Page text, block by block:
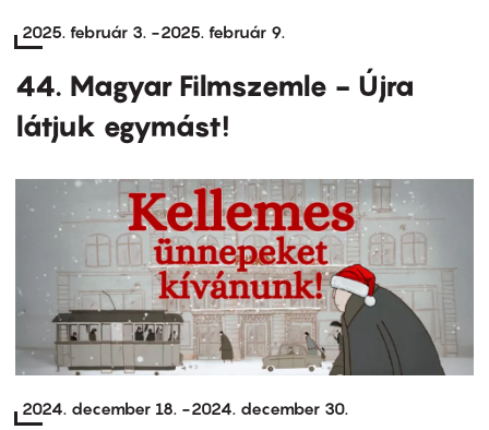
2025. február 3. -2025. február 9.
44. Magyar Filmszemle - Újra
látjuk egymást!
2024. december 18. -2024. december 30.